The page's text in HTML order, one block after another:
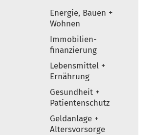
Elemente
Energie, Bauen +
Wohnen
Immobilien-
finanzierung
Lebensmittel +
Ernährung
Gesundheit +
Patientenschutz
Geldanlage +
Altersvorsorge